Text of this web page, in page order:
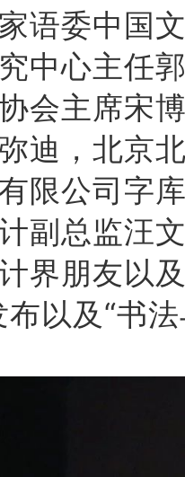
语委中国
中心主任
会主席宋
迪，北京
限公司字
副总监汪
界朋友以
以及“书